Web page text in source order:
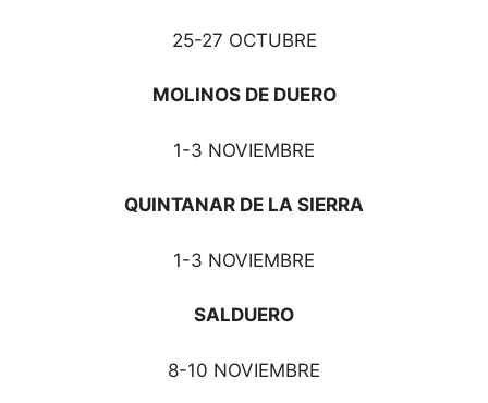
25-27 OCTUBRE
MOLINOS DE DUERO
1-3 NOVIEMBRE
QUINTANAR DE LA SIERRA
1-3 NOVIEMBRE
SALDUERO
8-10 NOVIEMBRE